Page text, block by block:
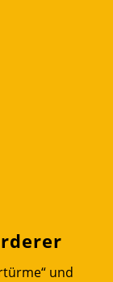
und